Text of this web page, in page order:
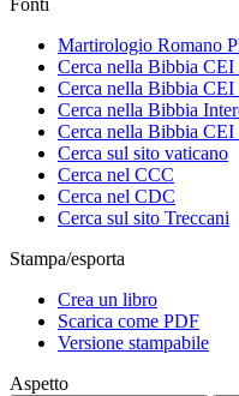
Fonti
Martirologio Romano
Cerca nella Bibbia CEI
Cerca nella Bibbia CEI
Cerca nella Bibbia
Cerca nella Bibbia
Cerca sul sito vaticano
Cerca nel CCC
Cerca nel CDC
Cerca sul sito Treccani
Stampa/esporta
Crea un libro
Scarica come PDF
Versione stampabile
Aspetto